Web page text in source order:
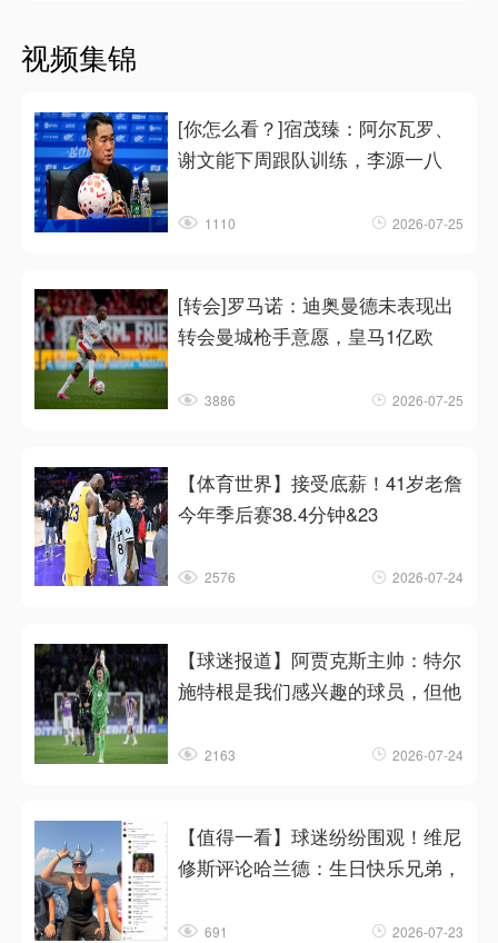
视频集锦
[你怎么看？]宿茂臻：阿尔瓦罗、
谢文能下周跟队训练，李源一八
1110 2026-07-25
[转会]罗马诺：迪奥曼德未表现出
转会曼城枪手意愿，皇马1亿欧
3886 2026-07-25
【体育世界】接受底薪！41岁老詹
今年季后赛38.4分钟&23
2576 2026-07-24
【球迷报道】阿贾克斯主帅：特尔
施特根是我们感兴趣的球员，但他
2163 2026-07-24
【值得一看】球迷纷纷围观！维尼
修斯评论哈兰德：生日快乐兄弟，
691 2026-07-23